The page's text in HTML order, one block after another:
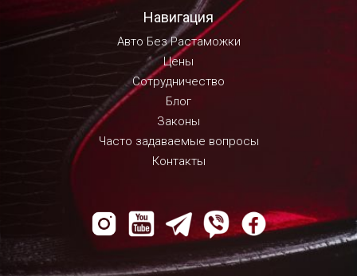
Навигация
Авто Без Растаможки
Цены
Сотрудничество
Блог
Законы
Часто задаваемые вопросы
Контакты